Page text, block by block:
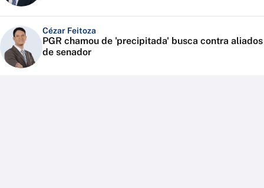
Cézar Feitoza
PGR chamou de 'precipitada' busca contra aliados
de senador